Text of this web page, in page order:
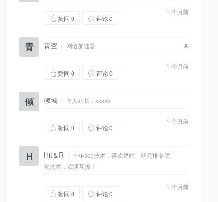
1 个月前
赞同 0 评论 0
青 青空 · 网络加速器 x
1 个月前
赞同 0 评论 0
倾 倾城 · 个人站长，xxxxb
1 个月前
赞同 0 评论 0
H Hit＆R · 十年seo技术，喜欢建站、研究排名优
化技术，欢迎互撩！
1 个月前
赞同 0 评论 0